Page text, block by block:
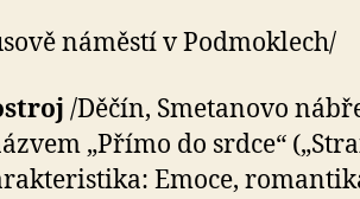
náměstí v Podmoklech/
/Děčín, Smetanovo
„Přímo do srdce“
Emoce,